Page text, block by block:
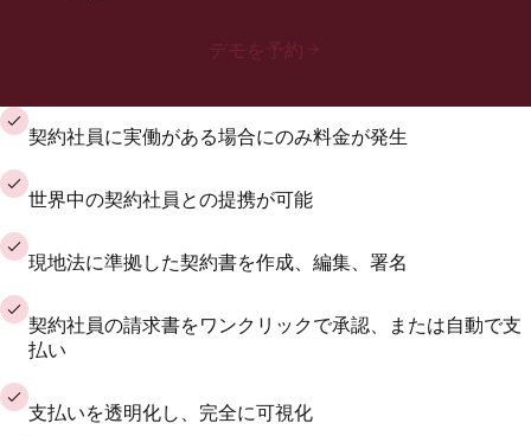
デモを予約
契約社員に実働がある場合にのみ料金が発生
世界中の契約社員との提携が可能
現地法に準拠した契約書を作成、編集、署名
契約社員の請求書をワンクリックで承認、または自動で支
払い
支払いを透明化し、完全に可視化